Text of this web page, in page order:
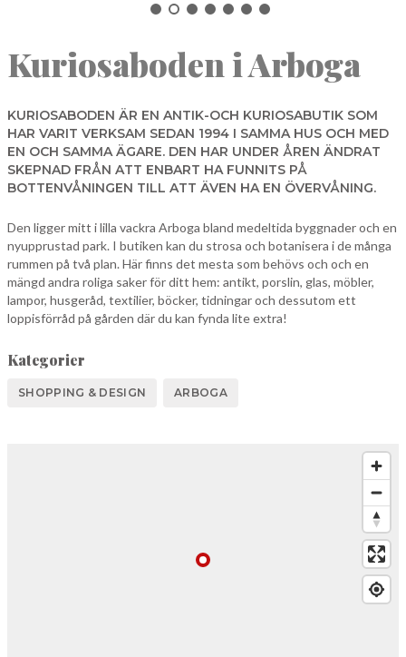
SALA
SKINNSKATTEBERG
SURAHAMMAR
VÄSTERÅS
Sök
Kuriosaboden i Arboga
KURIOSABODEN ÄR EN ANTIK-OCH KURIOSABUTIK SOM
HAR VARIT VERKSAM SEDAN 1994 I SAMMA HUS OCH MED
EN OCH SAMMA ÄGARE. DEN HAR UNDER ÅREN ÄNDRAT
SKEPNAD FRÅN ATT ENBART HA FUNNITS PÅ
BOTTENVÅNINGEN TILL ATT ÄVEN HA EN ÖVERVÅNING.
Den ligger mitt i lilla vackra Arboga bland medeltida byggnader och en
nyupprustad park. I butiken kan du strosa och botanisera i de många
rummen på två plan. Här finns det mesta som behövs och och en
mängd andra roliga saker för ditt hem: antikt, porslin, glas, möbler,
lampor, husgeråd, textilier, böcker, tidningar och dessutom ett
loppisförråd på gården där du kan fynda lite extra!
Kategorier
SHOPPING & DESIGN ARBOGA